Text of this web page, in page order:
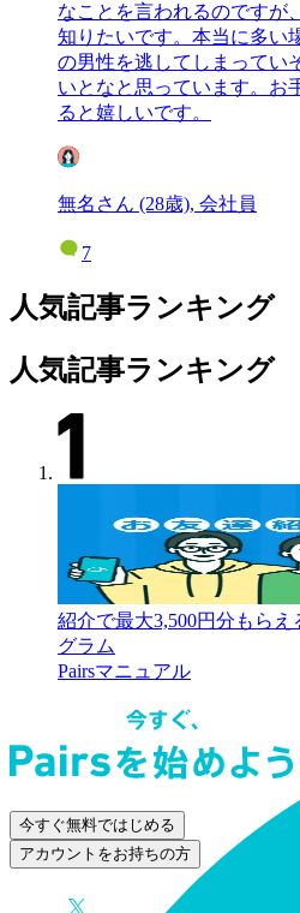
なことを言われるのですが
知りたいです。本当に多い
の男性を逃してしまってい
いとなと思っています。お
ると嬉しいです。
無名さん (28歳), 会社員
7
人気記事ランキング
人気記事ランキング
紹介で最大3,500円分もらえ
グラム
Pairsマニュアル
今すぐ無料ではじめる
アカウントをお持ちの方